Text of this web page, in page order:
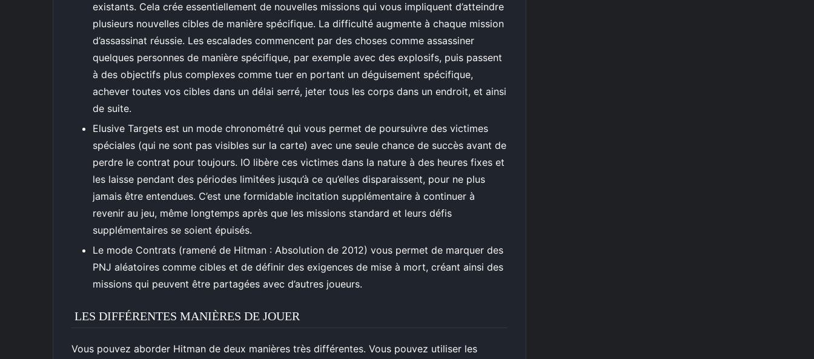
existants. Cela crée essentiellement de nouvelles missions qui vous impliquent d’atteindre
plusieurs nouvelles cibles de manière spécifique. La difficulté augmente à chaque mission
d’assassinat réussie. Les escalades commencent par des choses comme assassiner
quelques personnes de manière spécifique, par exemple avec des explosifs, puis passent
à des objectifs plus complexes comme tuer en portant un déguisement spécifique,
achever toutes vos cibles dans un délai serré, jeter tous les corps dans un endroit, et ainsi
de suite.
Elusive Targets est un mode chronométré qui vous permet de poursuivre des victimes
spéciales (qui ne sont pas visibles sur la carte) avec une seule chance de succès avant de
perdre le contrat pour toujours. IO libère ces victimes dans la nature à des heures fixes et
les laisse pendant des périodes limitées jusqu’à ce qu’elles disparaissent, pour ne plus
jamais être entendues. C’est une formidable incitation supplémentaire à continuer à
revenir au jeu, même longtemps après que les missions standard et leurs défis
supplémentaires se soient épuisés.
Le mode Contrats (ramené de Hitman : Absolution de 2012) vous permet de marquer des
PNJ aléatoires comme cibles et de définir des exigences de mise à mort, créant ainsi des
missions qui peuvent être partagées avec d’autres joueurs.
LES DIFFÉRENTES MANIÈRES DE JOUER
Vous pouvez aborder Hitman de deux manières très différentes. Vous pouvez utiliser les